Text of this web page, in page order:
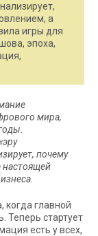
а
игры для
эпоха,
мира,
почему
настоящей
главной
Теперь стартует
есть у всех,